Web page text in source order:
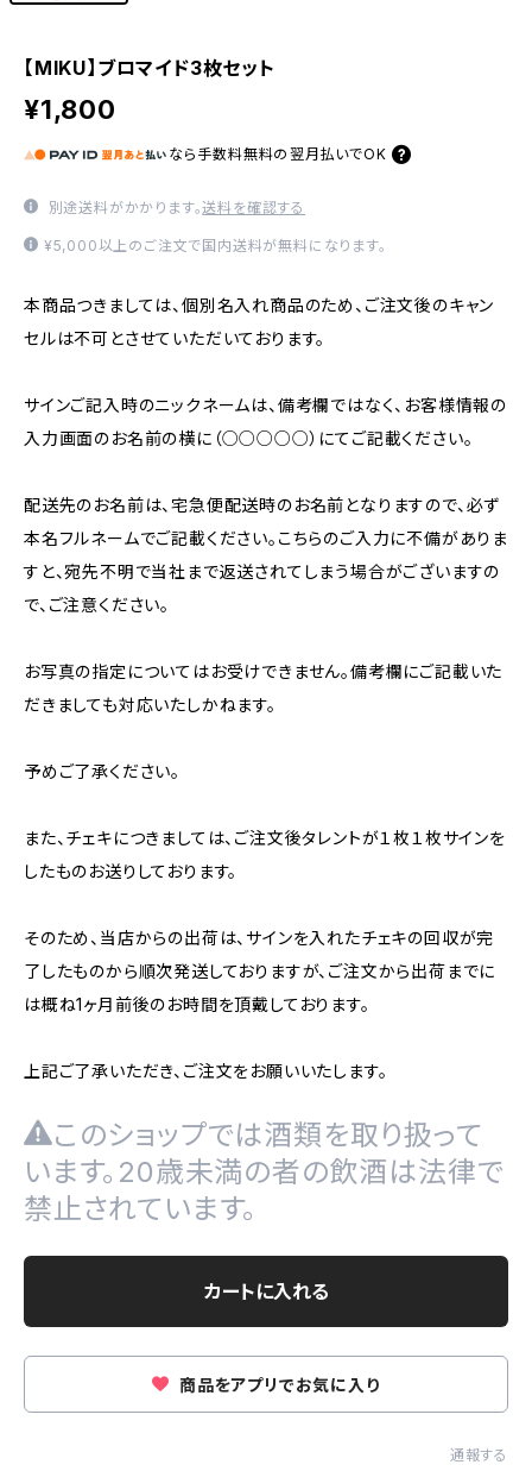
【MIKU】ブロマイド3枚セット
¥1,800
なら 手数料無料の 翌月払いでOK
別途送料がかかります。送料を確認する
¥5,000以上のご注文で国内送料が無料になります。
本商品つきましては、個別名入れ商品のため、ご注文後のキャン
セルは不可とさせていただいております。
サインご記入時のニックネームは、備考欄ではなく、お客様情報の
入力画面のお名前の横に（○○○○○）にてご記載ください。
配送先のお名前は、宅急便配送時のお名前となりますので、必ず
本名フルネームでご記載ください。こちらのご入力に不備がありま
すと、宛先不明で当社まで返送されてしまう場合がございますの
で、ご注意ください。
お写真の指定についてはお受けできません。備考欄にご記載いた
だきましても対応いたしかねます。
予めご了承ください。
また、チェキにつきましては、ご注文後タレントが１枚１枚サインを
したものお送りしております。
そのため、当店からの出荷は、サインを入れたチェキの回収が完
了したものから順次発送しておりますが、ご注文から出荷までに
は概ね1ヶ月前後のお時間を頂戴しております。
上記ご了承いただき、ご注文をお願いいたします。
このショップでは酒類を取り扱って
います。20歳未満の者の飲酒は法律で
禁止されています。
カートに入れる
商品をアプリでお気に入り
通報する